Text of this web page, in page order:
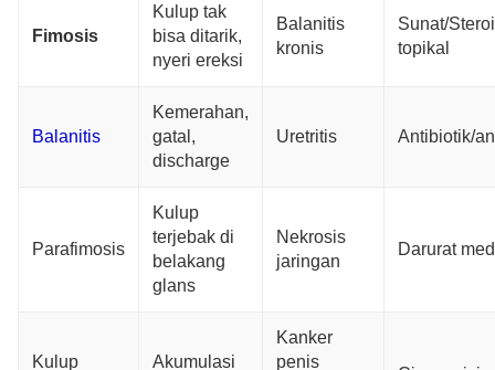
Fimosis
Kulup tak
bisa ditarik,
nyeri ereksi
Balanitis
kronis
Sunat/
topikal
Balanitis
Kemerahan,
gatal,
discharge
Uretritis Antibiotik/
Parafimosis
Kulup
terjebak di
belakang
glans
Nekrosis
jaringan
Darurat
Kulup Akumulasi
Kanker
penis